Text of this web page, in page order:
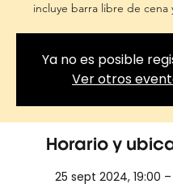
incluye barra libre de cena
Ya no es posible
Ver otros
Horario y
25 sept 2024, 19:00